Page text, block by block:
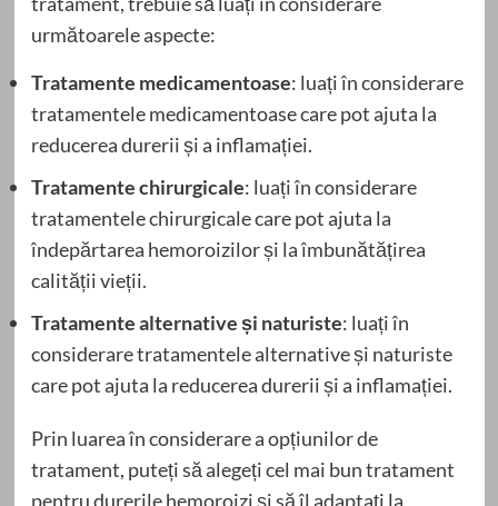
următoarele aspecte:
Tratamente medicamentoase: luați în considerare
tratamentele medicamentoase care pot ajuta la
reducerea durerii și a inflamației.
Tratamente chirurgicale: luați în considerare
tratamentele chirurgicale care pot ajuta la
îndepărtarea hemoroizilor și la îmbunătățirea
calității vieții.
Tratamente alternative și naturiste: luați în
considerare tratamentele alternative și naturiste
care pot ajuta la reducerea durerii și a inflamației.
Prin luarea în considerare a opțiunilor de
tratament, puteți să alegeți cel mai bun tratament
pentru durerile hemoroizi și să îl adaptați la